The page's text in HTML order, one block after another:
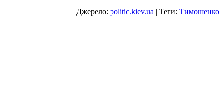
Джерело: politic.kiev.ua | Теги: Тимошенко